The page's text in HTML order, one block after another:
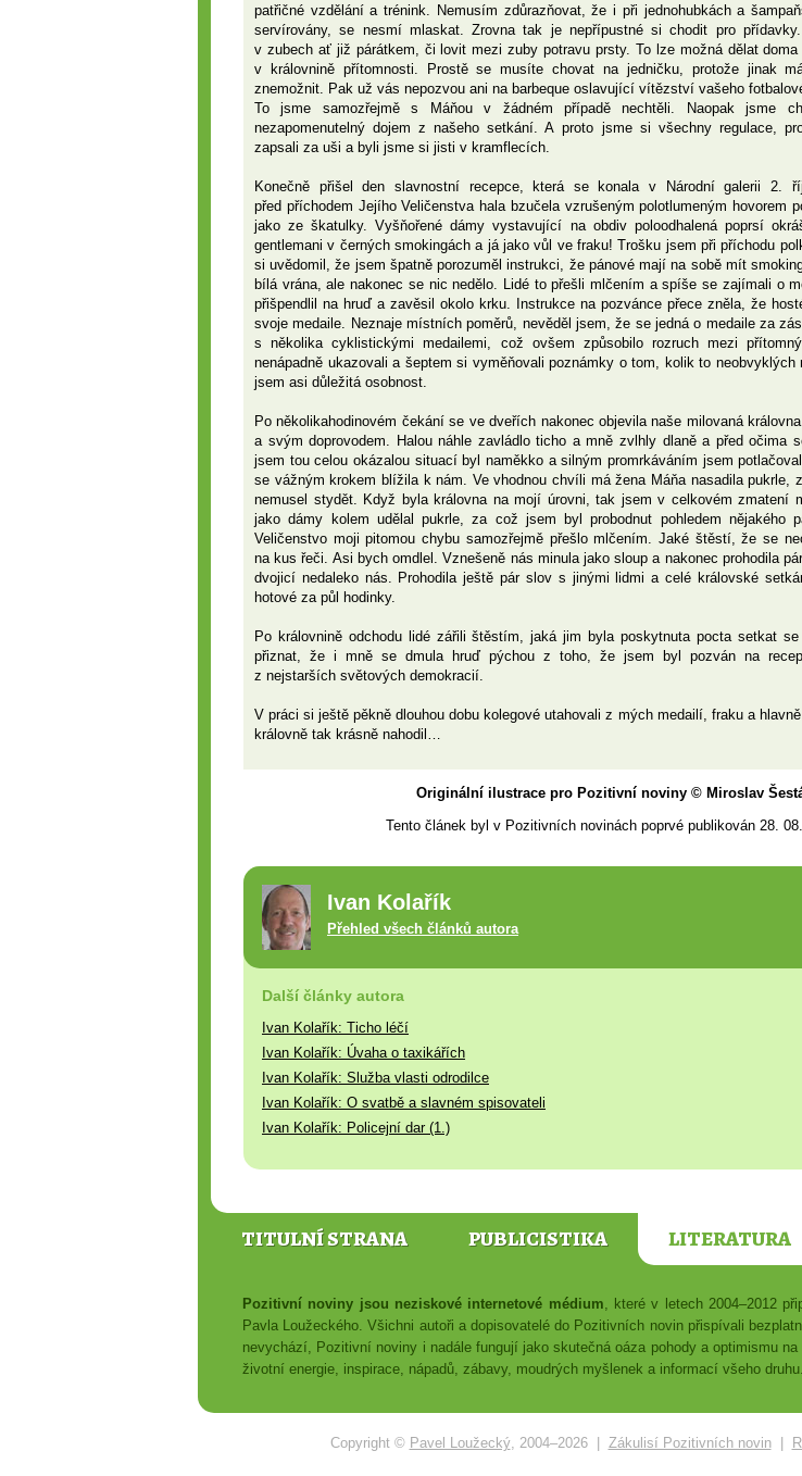
patřičné vzdělání a trénink. Nemusím zdůrazňovat, že i při jednohubkách a
servírovány, se nesmí mlaskat. Zrovna tak je nepřípustné si chodit pro
v zubech ať již párátkem, či lovit mezi zuby potravu prsty. To lze možná dělat
v královnině přítomnosti. Prostě se musíte chovat na jedničku, protože jinak
znemožnit. Pak už vás nepozvou ani na barbeque oslavující vítězství vašeho
To jsme samozřejmě s Máňou v žádném případě nechtěli. Naopak jsme
nezapomenutelný dojem z našeho setkání. A proto jsme si všechny regulace,
zapsali za uši a byli jsme si jisti v kramflecích.
Konečně přišel den slavnostní recepce, která se konala v Národní galerii 2.
před příchodem Jejího Veličenstva hala bzučela vzrušeným polotlumeným hovorem
jako ze škatulky. Vyšňořené dámy vystavující na obdiv poloodhalená poprsí
gentlemani v černých smokingách a já jako vůl ve fraku! Trošku jsem při příchodu
si uvědomil, že jsem špatně porozuměl instrukci, že pánové mají na sobě mít
bílá vrána, ale nakonec se nic nedělo. Lidé to přešli mlčením a spíše se zajímali o
přišpendlil na hruď a zavěsil okolo krku. Instrukce na pozvánce přece zněla, že
svoje medaile. Neznaje místních poměrů, nevěděl jsem, že se jedná o medaile za
s několika cyklistickými medailemi, což ovšem způsobilo rozruch mezi
nenápadně ukazovali a šeptem si vyměňovali poznámky o tom, kolik to
jsem asi důležitá osobnost.
Po několikahodinovém čekání se ve dveřích nakonec objevila naše milovaná
a svým doprovodem. Halou náhle zavládlo ticho a mně zvlhly dlaně a před očima
jsem tou celou okázalou situací byl naměkko a silným promrkáváním jsem
se vážným krokem blížila k nám. Ve vhodnou chvíli má žena Máňa nasadila pukrle,
nemusel stydět. Když byla královna na mojí úrovni, tak jsem v celkovém zmatení
jako dámy kolem udělal pukrle, za což jsem byl probodnut pohledem nějakého
Veličenstvo moji pitomou chybu samozřejmě přešlo mlčením. Jaké štěstí, že se
na kus řeči. Asi bych omdlel. Vznešeně nás minula jako sloup a nakonec prohodila
dvojicí nedaleko nás. Prohodila ještě pár slov s jinými lidmi a celé královské
hotové za půl hodinky.
Po královnině odchodu lidé zářili štěstím, jaká jim byla poskytnuta pocta setkat
přiznat, že i mně se dmula hruď pýchou z toho, že jsem byl pozván na
z nejstarších světových demokracií.
V práci si ještě pěkně dlouhou dobu kolegové utahovali z mých medailí, fraku a
královně tak krásně nahodil…
Originální ilustrace pro Pozitivní noviny © Miroslav
Tento článek byl v Pozitivních novinách poprvé publikován 28.
Ivan Kolařík
Přehled všech článků autora
Další články autora
Ivan Kolařík: Ticho léčí
Ivan Kolařík: Úvaha o taxikářích
Ivan Kolařík: Služba vlasti odrodilce
Ivan Kolařík: O svatbě a slavném spisovateli
Ivan Kolařík: Policejní dar (1.)
TITULNÍ STRANA PUBLICISTIKA LITERATURA
Pozitivní noviny jsou neziskové internetové médium, které v letech 2004–2012
Pavla Loužeckého. Všichni autoři a dopisovatelé do Pozitivních novin přispívali
nevychází, Pozitivní noviny i nadále fungují jako skutečná oáza pohody a optimismu
životní energie, inspirace, nápadů, zábavy, moudrých myšlenek a informací všeho druhu.
Copyright © Pavel Loužecký, 2004–2026 | Zákulisí Pozitivních novin|